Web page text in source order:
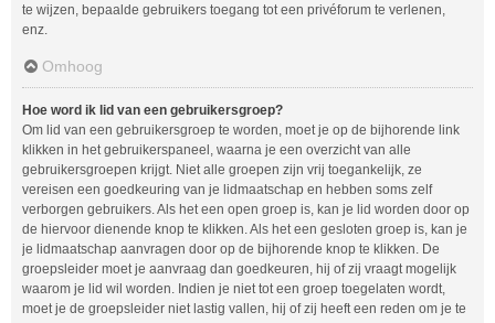
te wijzen, bepaalde gebruikers toegang tot een privéforum te verlenen,
enz.
Omhoog
Hoe word ik lid van een gebruikersgroep?
Om lid van een gebruikersgroep te worden, moet je op de bijhorende link
klikken in het gebruikerspaneel, waarna je een overzicht van alle
gebruikersgroepen krijgt. Niet alle groepen zijn vrij toegankelijk, ze
vereisen een goedkeuring van je lidmaatschap en hebben soms zelf
verborgen gebruikers. Als het een open groep is, kan je lid worden door op
de hiervoor dienende knop te klikken. Als het een gesloten groep is, kan je
je lidmaatschap aanvragen door op de bijhorende knop te klikken. De
groepsleider moet je aanvraag dan goedkeuren, hij of zij vraagt mogelijk
waarom je lid wil worden. Indien je niet tot een groep toegelaten wordt,
moet je de groepsleider niet lastig vallen, hij of zij heeft een reden om je te